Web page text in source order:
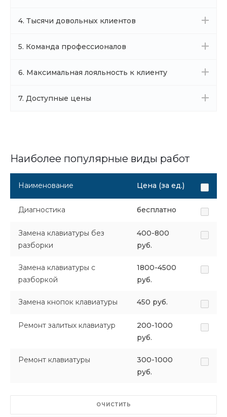
4. Тысячи довольных клиентов
5. Команда профессионалов
6. Максимальная лояльность к клиенту
7. Доступные цены
Наиболее популярные виды работ
Наименование Цена (за ед.)
Диагностика бесплатно
Замена клавиатуры без
разборки
400-800
руб.
Замена клавиатуры с
разборкой
1800-4500
руб.
Замена кнопок клавиатуры 450 руб.
Ремонт залитых клавиатур
200-1000
руб.
Ремонт клавиатуры
300-1000
руб.
ОЧИСТИТЬ